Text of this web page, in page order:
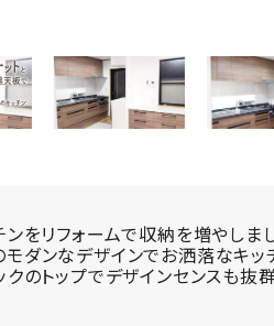
をリフォームで収納を増やしまし
ダンなデザインでお洒落なキッ
のトップでデザインセンスも抜